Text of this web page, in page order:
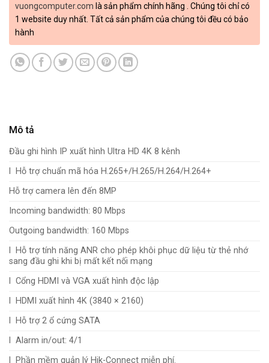
vuongcomputer.com là sản phẩm chính hãng . Chúng tôi chỉ có
1 website duy nhất. Tất cả sản phẩm của chúng tôi đều có bảo
hành
Mô tả
Đầu ghi hình IP xuất hình Ultra HD 4K 8 kênh
l Hỗ trợ chuẩn mã hóa H.265+/H.265/H.264/H.264+
Hỗ trợ camera lên đến 8MP
Incoming bandwidth: 80 Mbps
Outgoing bandwidth: 160 Mbps
l Hỗ trợ tính năng ANR cho phép khôi phục dữ liệu từ thẻ nhớ
sang đầu ghi khi bị mất kết nối mạng
l Cổng HDMI và VGA xuất hình độc lập
l HDMI xuất hình 4K (3840 × 2160)
l Hỗ trợ 2 ổ cứng SATA
l Alarm in/out: 4/1
l Phần mềm quản lý Hik-Connect miễn phí.